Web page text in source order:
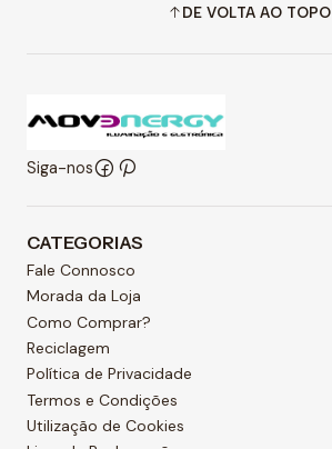
DE VOLTA AO TOPO
Siga-nos
CATEGORIAS
Fale Connosco
Morada da Loja
Como Comprar?
Reciclagem
Política de Privacidade
Termos e Condições
Utilização de Cookies